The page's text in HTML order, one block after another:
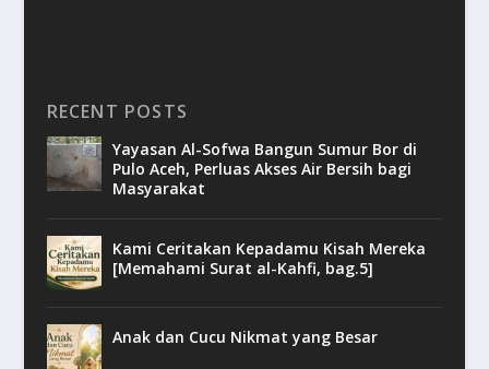
RECENT POSTS
Yayasan Al-Sofwa Bangun Sumur Bor di
Pulo Aceh, Perluas Akses Air Bersih bagi
Masyarakat
Kami Ceritakan Kepadamu Kisah Mereka
[Memahami Surat al-Kahfi, bag.5]
Anak dan Cucu Nikmat yang Besar